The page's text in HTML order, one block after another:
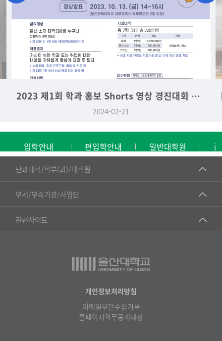
2023 제1회 학과 홍보 Shorts 영상 경진대회 대상
2024-02-21
입학안내 편입학안내 일반대학원
단과대학/학부(과)/대학원
■인문대학
▷국어국문학부
▷일본어·일본학과
▷프랑스어·프랑스학과
부서/부속기관/사업단
공동기기센터
공학교육혁신센터
물리BK 미래혁신응집물질물리인재교육연구단
관련사이트
건강가정지원센터
교수협의회
온라인 기술거래 플랫폼
개인정보처리방침
이메일무단수집거부
홈페이지의무공개대상